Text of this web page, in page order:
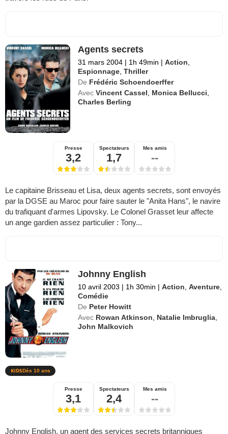
Agents secrets
31 mars 2004 | 1h 49min | Action
Espionnage ,Thriller
De Frédéric Schoendoerffer
Avec Vincent Cassel Monica Bellucci
Charles Berling
Presse
3,2
Spectateurs
1,7
Mes amis
--
Le capitaine Brisseau et Lisa, deux agents secrets, sont envoyés
par la DGSE au Maroc pour faire sauter le "Anita Hans", le navire
du trafiquant d'armes Lipovsky. Le Colonel Grasset leur affecte
un ange gardien assez particulier : Tony...
Johnny English
10 avril 2003 | 1h 30min | Action ,Aventure
Comédie
De Peter Howitt
Avec Rowan Atkinson Natalie Imbruglia
John Malkovich
Dès 10 ans
Presse
3,1
Spectateurs
2,4
Mes amis
--
Johnny English, un agent des services secrets britanniques